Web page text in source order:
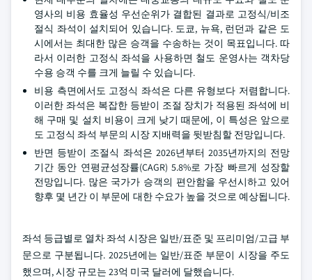
영사의 비용 효율성 우선순위가 결합된 결과로 고정식/비조
절식 좌석이 설치되어 있습니다. 도쿄, 뉴욕, 런던과 같은 도
시에서는 최대한 많은 승객을 수송하는 것이 목표입니다. 따
라서 이러한 고정식 좌석을 사용하면 철도 운영사는 객차당
수용 승객 수를 크게 늘릴 수 있습니다.
비용 측면에서도 고정식 좌석은 다른 유형보다 저렴합니다.
이러한 좌석은 복잡한 등받이 조절 장치가 적용된 좌석에 비
해 구매 및 설치 비용이 크게 낮기 때문에, 이 특성은 앞으로
도 고정식 좌석 부문의 시장 지배력을 뒷받침할 전망입니다.
반면 등받이 조절식 좌석은 2026년부터 2035년까지의 전망
기간 동안 연평균성장률(CAGR) 5.8%로 가장 빠르게 성장할
전망입니다. 많은 국가가 승객의 편안함을 우선시하고 있어
향후 몇 년간 이 부문에 대한 수요가 높을 것으로 예상됩니다.
좌석 등급별로 열차 좌석 시장은 일반/표준 및 프리미엄/고급 부
문으로 구분됩니다. 2025년에는 일반/표준 부문이 시장을 주도
했으며, 시장 규모는 23억 미국 달러에 달했습니다.